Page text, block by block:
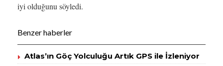
iyi olduğunu söyledi.
Benzer haberler
Atlas’ın Göç Yolculuğu Artık GPS ile İzleniyor